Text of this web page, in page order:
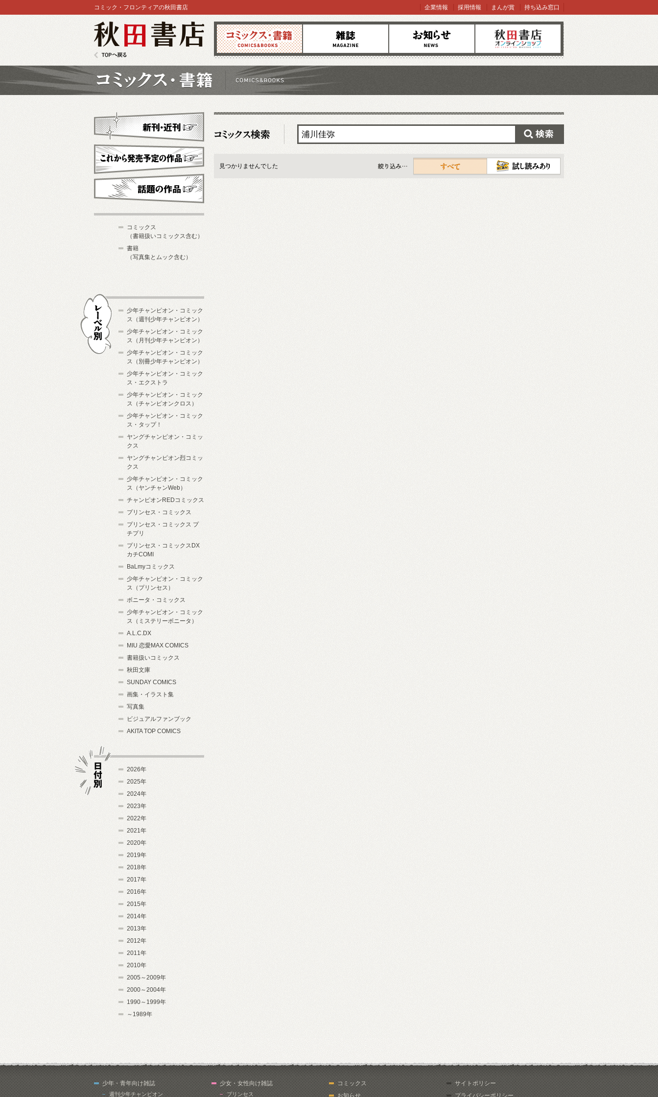
コミックス 雑誌 お知らせ オンラインショップ
コミック・フロンティアの秋田書店 企業情報 採用情報 まんが賞 持ち込み窓口
見つかりませんでした
すべて
新刊・近刊
これから発売予定
コミックス
（書籍扱いコミックス含む）
書籍
（写真集とムック含む）
少年チャンピオン・コミック
ス（週刊少年チャンピオン）
少年チャンピオン・コミック
ス（月刊少年チャンピオン）
少年チャンピオン・コミック
ス（別冊少年チャンピオン）
少年チャンピオン・コミック
ス・エクストラ
少年チャンピオン・コミック
ス（チャンピオンクロス）
少年チャンピオン・コミック
ス・タップ！
ヤングチャンピオン・コミッ
クス
ヤングチャンピオン烈コミッ
クス
少年チャンピオン・コミック
ス（ヤンチャンWeb）
チャンピオンREDコミックス
プリンセス・コミックス
プリンセス・コミックス プ
チプリ
プリンセス・コミックスDX
カチCOMI
BaLmyコミックス
少年チャンピオン・コミック
ス（プリンセス）
ボニータ・コミックス
少年チャンピオン・コミック
ス（ミステリーボニータ）
A.L.C.DX
MIU 恋愛MAX COMICS
書籍扱いコミックス
秋田文庫
SUNDAY COMICS
画集・イラスト集
写真集
ビジュアルファンブック
AKITA TOP COMICS
2026年
2025年
2024年
2023年
2022年
2021年
2020年
2019年
2018年
2017年
2016年
2015年
2014年
2013年
2012年
2011年
2010年
2005～2009年
2000～2004年
1990～1999年
～1989年
少年・青年向け雑誌
週刊少年チャンピオン
少女・女性向け雑誌
プリンセス
コミックス
お知らせ
サイトポリシー
プライバシーポリシー